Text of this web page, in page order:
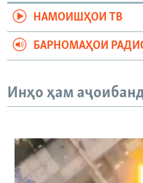
НАМОИШҲОИ ТВ
БАРНОМАҲОИ
Инҳо ҳам